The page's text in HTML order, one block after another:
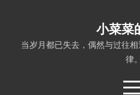
小菜菜
当岁月都已失去，偶然与过往
律。